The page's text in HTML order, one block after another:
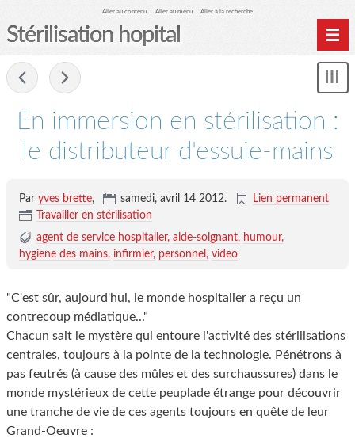
Aller au contenu Aller au menu Aller à la recherche
Stérilisation hopital
En immersion en stérilisation :
le distributeur d'essuie-mains
Par yves brette, samedi, avril 14 2012.
Lien permanent
Travailler en stérilisation
agent de service hospitalier aide-soignant
humour
hygiene des mains infirmier personnel video
"C'est sûr, aujourd'hui, le monde hospitalier a reçu un
contrecoup médiatique..."
Chacun sait le mystère qui entoure l'activité des stérilisations
centrales, toujours à la pointe de la technologie. Pénétrons à
pas feutrés (à cause des mûles et des surchaussures) dans le
monde mystérieux de cette peuplade étrange pour découvrir
une tranche de vie de ces agents toujours en quête de leur
Grand-Oeuvre :